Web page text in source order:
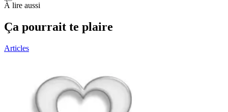
À lire aussi
Ça pourrait te plaire
Articles